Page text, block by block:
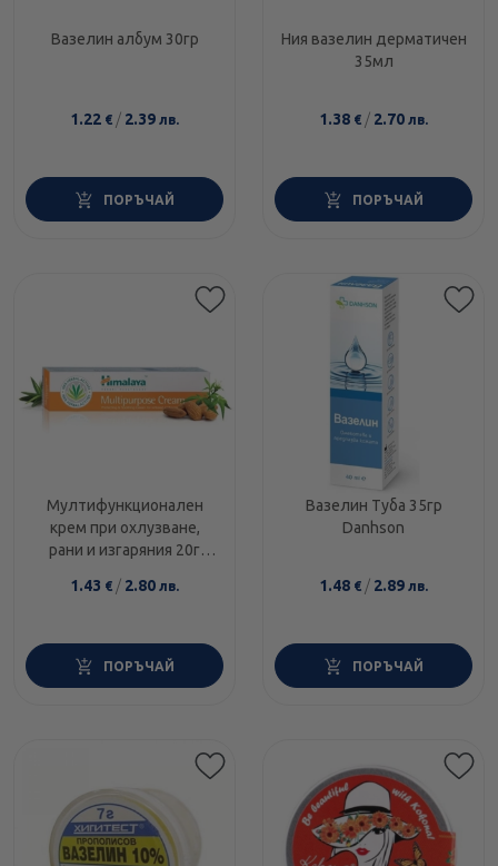
Вазелин албум 30гр
1.22 € / 2.39 лв.
ПОРЪЧАЙ
Ния вазелин дерматичен
35мл
1.38 € / 2.70 лв.
ПОРЪЧАЙ
Мултифункционален
крем при охлузване,
рани и изгаряния 20г
1.43 € / 2.80 лв.
ПОРЪЧАЙ
Вазелин Туба 35гр
Danhson
1.48 € / 2.89 лв.
ПОРЪЧАЙ